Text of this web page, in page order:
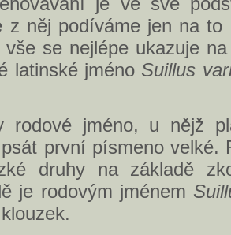
z něj podíváme jen na to
vše se nejlépe ukazuje
latinské jméno Suillus
rodové jméno, u nějž
první písmeno velké.
druhy na základě
je rodovým jménem